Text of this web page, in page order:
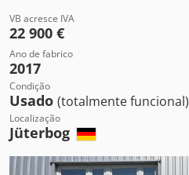
VB acresce IVA
22 900 €
Ano de fabrico
2017
Condição
Usado (totalmente funcional)
Localização
Jüterbog